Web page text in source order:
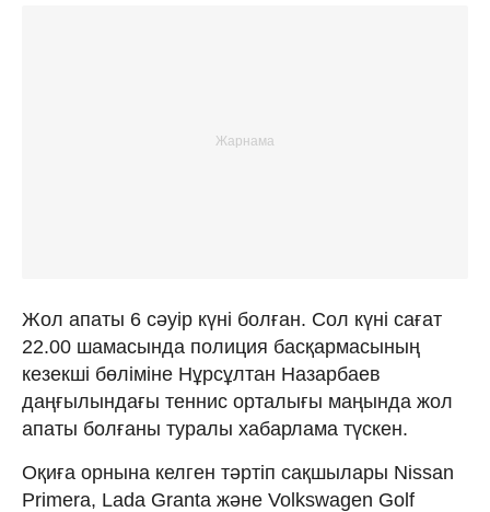
Жол апаты 6 сәуір күні болған. Сол күні сағат
22.00 шамасында полиция басқармасының
кезекші бөліміне Нұрсұлтан Назарбаев
даңғылындағы теннис орталығы маңында жол
апаты болғаны туралы хабарлама түскен.
Оқиға орнына келген тәртіп сақшылары Nissan
Primera, Lada Granta және Volkswagen Golf